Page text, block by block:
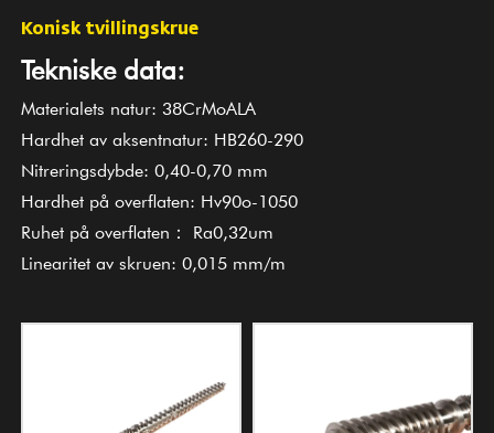
Konisk tvillingskrue
Tekniske data:
Materialets natur: 38CrMoALA
Hardhet av aksentnatur: HB260-290
Nitreringsdybde: 0,40-0,70 mm
Hardhet på overflaten: Hv90o-1050
Ruhet på overflaten： Ra0,32um
Linearitet av skruen: 0,015 mm/m